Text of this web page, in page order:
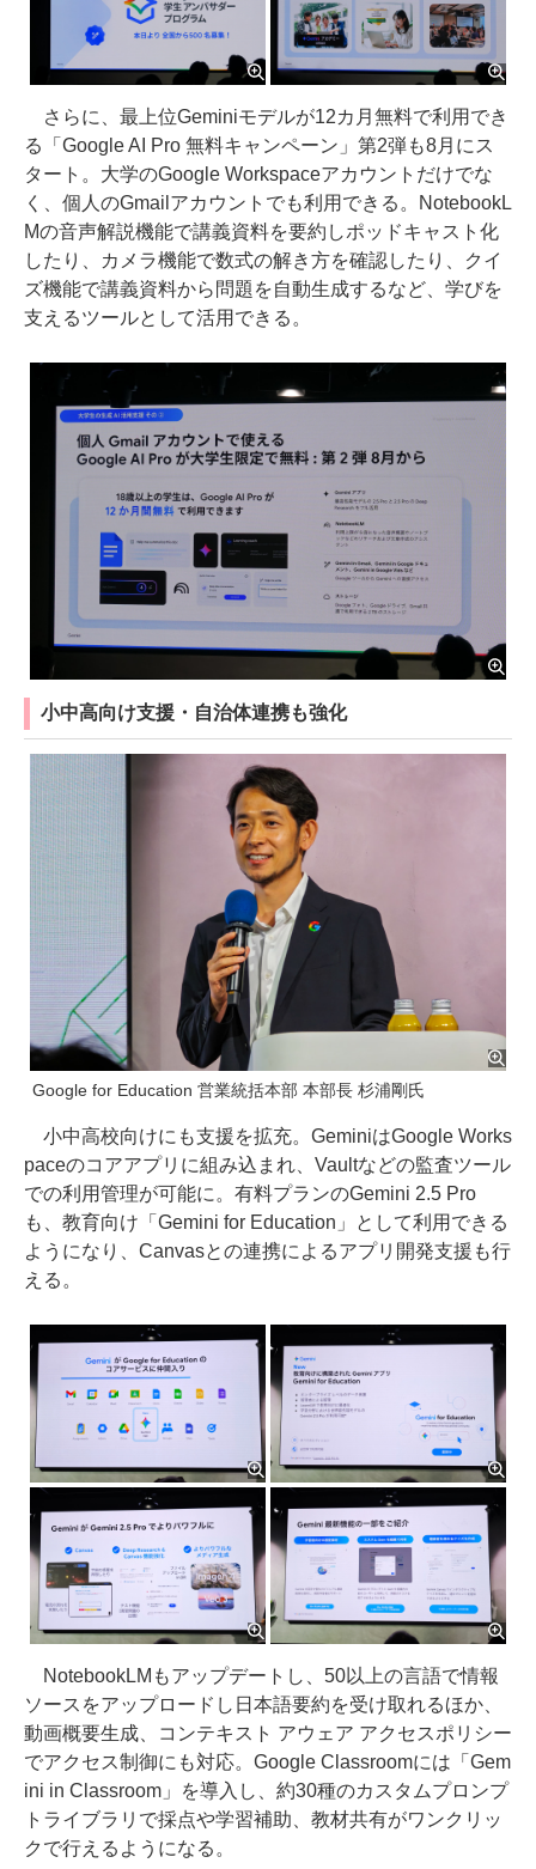
さらに、最上位Geminiモデルが12カ月無料で利用でき
る「Google AI Pro 無料キャンペーン」第2弾も8月にス
タート。大学のGoogle Workspaceアカウントだけでな
く、個人のGmailアカウントでも利用できる。NotebookL
Mの音声解説機能で講義資料を要約しポッドキャスト化
したり、カメラ機能で数式の解き方を確認したり、クイ
ズ機能で講義資料から問題を自動生成するなど、学びを
支えるツールとして活用できる。
小中高向け支援・自治体連携も強化
Google for Education 営業統括本部 本部長 杉浦剛氏
小中高校向けにも支援を拡充。GeminiはGoogle Works
paceのコアアプリに組み込まれ、Vaultなどの監査ツール
での利用管理が可能に。有料プランのGemini 2.5 Pro
も、教育向け「Gemini for Education」として利用できる
ようになり、Canvasとの連携によるアプリ開発支援も行
える。
NotebookLMもアップデートし、50以上の言語で情報
ソースをアップロードし日本語要約を受け取れるほか、
動画概要生成、コンテキスト アウェア アクセスポリシー
でアクセス制御にも対応。Google Classroomには「Gem
ini in Classroom」を導入し、約30種のカスタムプロンプ
トライブラリで採点や学習補助、教材共有がワンクリッ
クで行えるようになる。